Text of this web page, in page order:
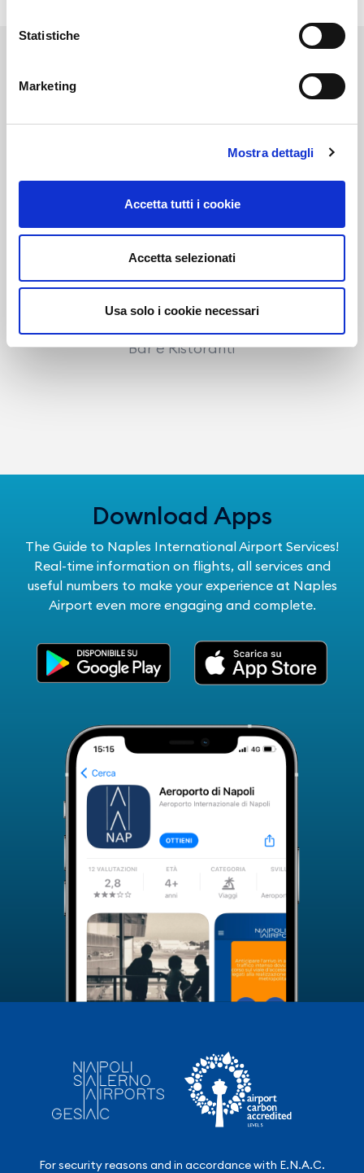
Statistiche
Marketing
Mostra dettagli
Accetta tutti i cookie
Accetta selezionati
Usa solo i cookie necessari
Link correlati
Voi diretti
Negozi
Bar e Ristoranti
Download Apps
The Guide to Naples International Airport Services!
Real-time information on flights, all services and
useful numbers to make your experience at Naples
Airport even more engaging and complete.
For security reasons and in accordance with E.N.A.C.